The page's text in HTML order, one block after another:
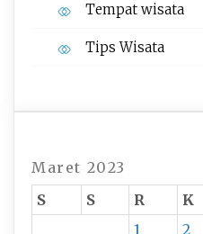
Tempat wisata‎
Tips Wisata
Maret 2023
S
S R K
1
2